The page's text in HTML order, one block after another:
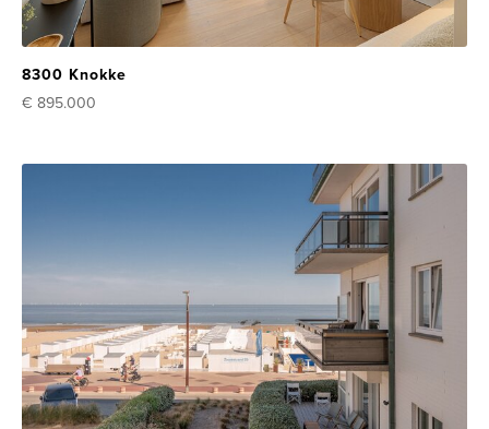
8300 Knokke
€ 895.000